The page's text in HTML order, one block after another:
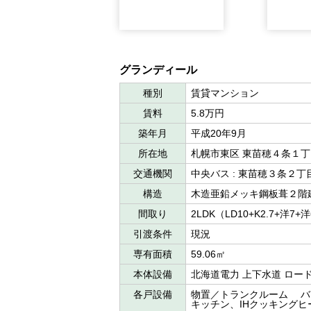
グランディール
種別
賃貸マンション
賃料
5.8万円
築年月
平成20年9月
所在地
札幌市東区 東苗穂４条１
交通機関
中央バス : 東苗穂３条２丁
構造
木造亜鉛メッキ鋼板葺２階
間取り
2LDK（LD10+K2.7+洋7+
引渡条件
現況
専有面積
59.06㎡
本体設備
北海道電力 上下水道 ロー
各戸設備
物置／トランクルーム
キッチン、IHクッキング